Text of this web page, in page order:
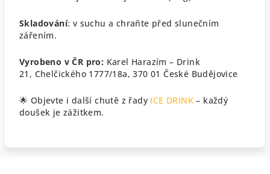
Skladování: v suchu a chraňte před slunečním
zářením.
Vyrobeno v ČR pro: Karel Harazím – Drink
21, Chelčického 1777/18a, 370 01 České Budějovice
🌟 Objevte i další chutě z řady ICE DRINK – každý
doušek je zážitkem.